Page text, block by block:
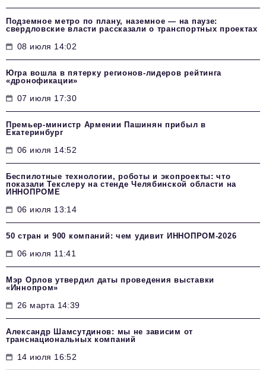
Подземное метро по плану, наземное — на паузе:
свердловские власти рассказали о транспортных проектах
08 июля 14:02
Югра вошла в пятерку регионов-лидеров рейтинга
«дронофикации»
07 июля 17:30
Премьер-министр Армении Пашинян прибыл в
Екатеринбург
06 июля 14:52
Беспилотные технологии, роботы и экопроекты: что
показали Текслеру на стенде Челябинской области на
ИННОПРОМЕ
06 июля 13:14
50 стран и 900 компаний: чем удивит ИННОПРОМ‑2026
06 июля 11:41
Мэр Орлов утвердил даты проведения выставки
«Иннопром»
26 марта 14:39
Александр Шамсутдинов: мы не зависим от
транснациональных компаний
14 июля 16:52